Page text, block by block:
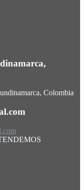
Colombia